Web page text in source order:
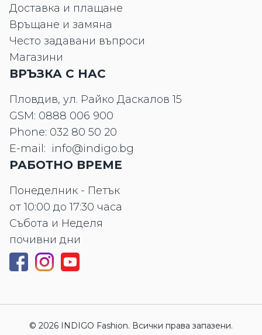
Доставка и плащане
Връщане и замяна
Често задавани въпроси
Магазини
ВРЪЗКА С НАС
Пловдив, ул. Райко Даскалов 15
GSM: 0888 006 900
Phone: 032 80 50 20
E-mail: info@indigo.bg
РАБОТНО ВРЕМЕ
Понеделник - Петък
от 10:00 до 17:30 часа
Събота и Неделя
почивни дни
© 2026 INDIGO Fashion. Всички права запазени.